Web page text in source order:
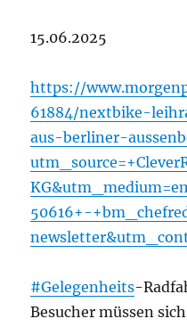
15.06.2025
https://
61884/nextbike-
aus-berliner-
50616+-
#Gelegenheits-
Besucher müssen